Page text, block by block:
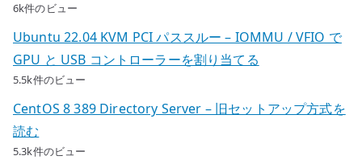
6k件のビュー
Ubuntu 22.04 KVM PCI パススルー – IOMMU / VFIO で
GPU と USB コントローラーを割り当てる
5.5k件のビュー
CentOS 8 389 Directory Server – 旧セットアップ方式を
読む
5.3k件のビュー